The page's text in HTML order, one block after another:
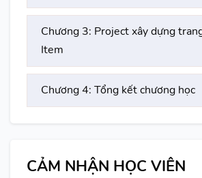
Chương 3: Project xây dựng
Item
Chương 4: Tổng kết chương học
CẢM NHẬN HỌC VIÊN